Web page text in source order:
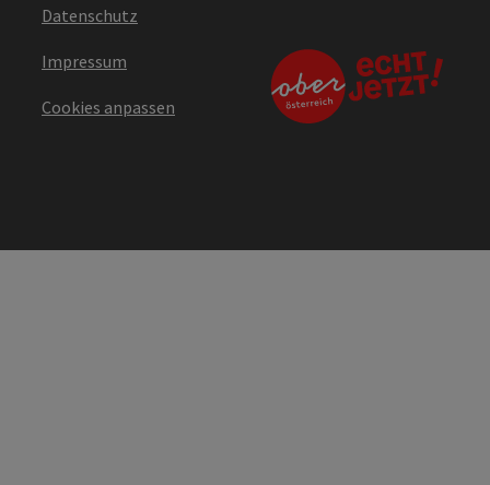
Datenschutz
Impressum
Cookies anpassen